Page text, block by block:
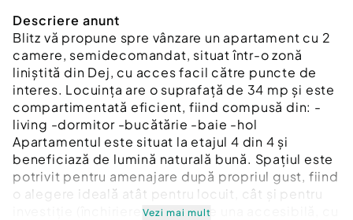
Descriere anunt
Blitz vă propune spre vânzare un apartament cu 2
camere, semidecomandat, situat într-o zonă
liniștită din Dej, cu acces facil către puncte de
interes. Locuința are o suprafață de 34 mp și este
compartimentată eficient, fiind compusă din: -
living -dormitor -bucătărie -baie -hol
Apartamentul este situat la etajul 4 din 4 și
beneficiază de lumină naturală bună. Spațiul este
potrivit pentru amenajare după propriul gust, fiind
o alegere ideală atât pentru locuit, cât și pentru
investiție (închiriere). Zona este una accesibilă, cu
Vezi mai mult